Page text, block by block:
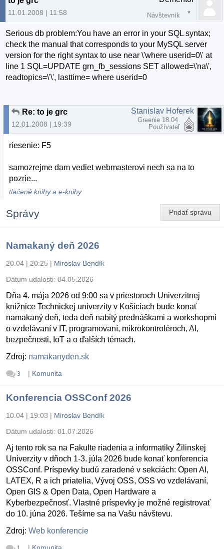
11.01.2008 | 11:58 Návštevník
Serious db problem:You have an error in your SQL syntax;
check the manual that corresponds to your MySQL server
version for the right syntax to use near \'where userid=0\' at
line 1 SQL=UPDATE grn_fb_sessions SET allowed=\'na\',
readtopics=\'\', lasttime= where userid=0
Re: to je grc
12.01.2008 | 19:39
Stanislav Hoferek
Greenie 18.04
Používateľ
riesenie: F5
samozrejme dam vediet webmasterovi nech sa na to
pozrie...
tlačené knihy a e-knihy
Pridať správu
Správy
Namakaný deň 2026
20.04 | 20:25 | Miroslav Bendík
Dátum udalosti: 04.05.2026
Dňa 4. mája 2026 od 9:00 sa v priestoroch Univerzitnej
knižnice Technickej univerzity v Košiciach bude konať
namakaný deň, teda deň nabitý prednáškami a workshopmi
o vzdelávaní v IT, programovaní, mikrokontroléroch, AI,
bezpečnosti, IoT a o ďalších témach.
Zdroj: namakanyden.sk
3 | Komunita
Konferencia OSSConf 2026
10.04 | 19:03 | Miroslav Bendík
Dátum udalosti: 01.07.2026
Aj tento rok sa na Fakulte riadenia a informatiky Žilinskej
Univerzity v dňoch 1-3. júla 2026 bude konať konferencia
OSSConf. Príspevky budú zaradené v sekciách: Open AI,
LATEX, R a ich priatelia, Vývoj OSS, OSS vo vzdelávaní,
Open GIS & Open Data, Open Hardware a
Kyberbezpečnosť. Vlastné príspevky je možné registrovať
do 10. júna 2026. Tešíme sa na Vašu návštevu.
Zdroj: Web konferencie